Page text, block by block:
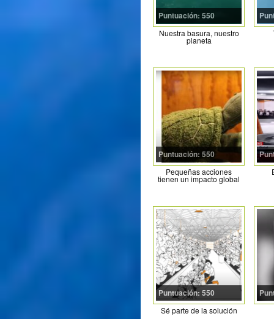
Puntuación: 550
Nuestra basura, nuestro
planeta
Puntuación: 550
Pequeñas acciones
tienen un impacto global
Puntuación: 550
Sé parte de la solución